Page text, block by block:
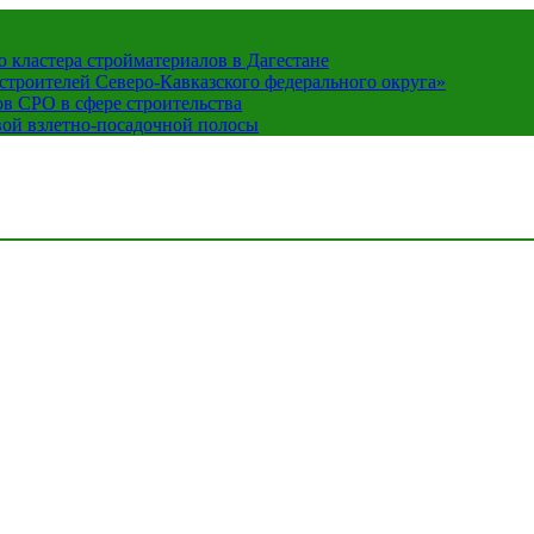
стройматериалов в Дагестане
Северо-Кавказского федерального округа»
СРО в сфере строительства
взлетно-посадочной полосы